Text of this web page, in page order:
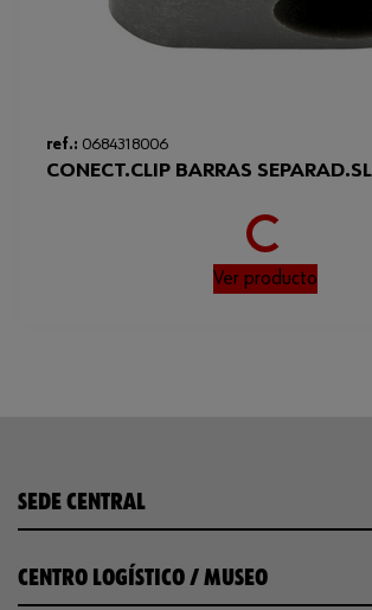
ref.: 0684318006
CONECT.CLIP BARRAS Loading...
Ver producto
SEDE CENTRAL
CENTRO LOGÍSTICO / MUSEO